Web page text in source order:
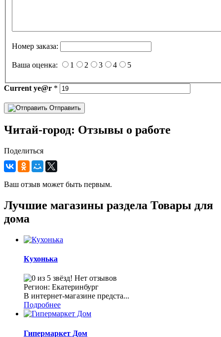
Номер заказа:
Ваша оценка: 1 2 3 4 5
Current ye@r *
Отправить
Читай-город: Отзывы о работе
Поделиться
Ваш отзыв может быть первым.
Лучшие магазины раздела Товары для
дома
Кухонька
Нет отзывов
Регион: Екатеринбург
В интернет-магазине предста...
Подробнее
Гипермаркет Дом